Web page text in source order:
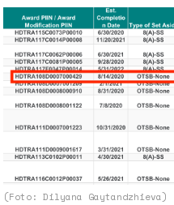
DTRA
Acquisition
Forecast
20200730
FOR
PUBLIC
RELEASE.pdf.png
(Foto: Dilyana Gaytandzhieva)